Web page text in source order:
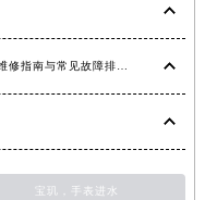
服务中心（需提前预约）
江苏省连云港市海州区通灌北路宝玑售后服务中心（需提前预约）
宝玑，手表进水